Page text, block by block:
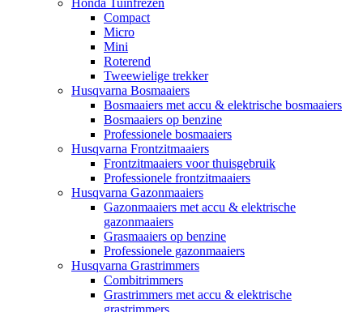
Compact
Micro
Mini
Roterend
Tweewielige trekker
Husqvarna Bosmaaiers
Bosmaaiers met accu & elektrische bosmaaiers
Bosmaaiers op benzine
Professionele bosmaaiers
Husqvarna Frontzitmaaiers
Frontzitmaaiers voor thuisgebruik
Professionele frontzitmaaiers
Husqvarna Gazonmaaiers
Gazonmaaiers met accu & elektrische
gazonmaaiers
Grasmaaiers op benzine
Professionele gazonmaaiers
Husqvarna Grastrimmers
Combitrimmers
Grastrimmers met accu & elektrische
grastrimmers